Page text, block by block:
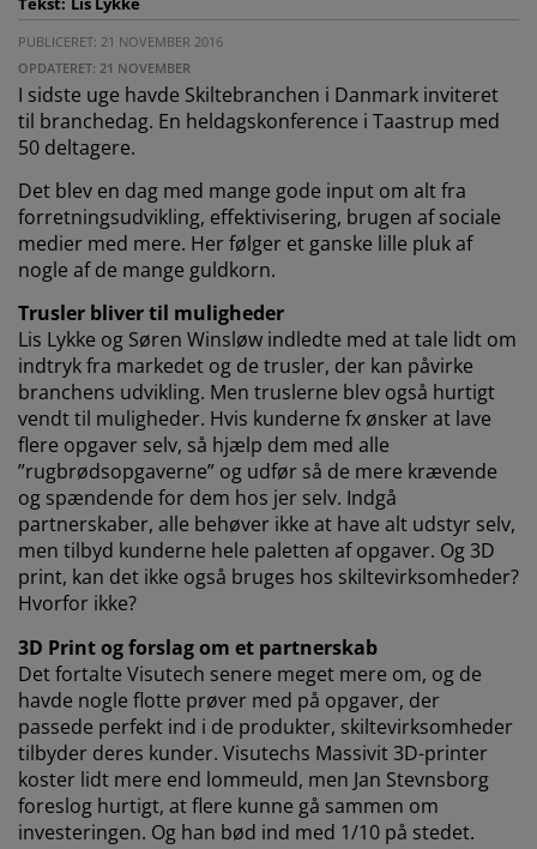
PUBLICERET: 21 NOVEMBER 2016
OPDATERET: 21 NOVEMBER
I sidste uge havde Skiltebranchen i Danmark inviteret
til branchedag. En heldagskonference i Taastrup med
50 deltagere.
Det blev en dag med mange gode input om alt fra
forretningsudvikling, effektivisering, brugen af sociale
medier med mere. Her følger et ganske lille pluk af
nogle af de mange guldkorn.
Trusler bliver til muligheder
Lis Lykke og Søren Winsløw indledte med at tale lidt om
indtryk fra markedet og de trusler, der kan påvirke
branchens udvikling. Men truslerne blev også hurtigt
vendt til muligheder. Hvis kunderne fx ønsker at lave
flere opgaver selv, så hjælp dem med alle
”rugbrødsopgaverne” og udfør så de mere krævende
og spændende for dem hos jer selv. Indgå
partnerskaber, alle behøver ikke at have alt udstyr selv,
men tilbyd kunderne hele paletten af opgaver. Og 3D
print, kan det ikke også bruges hos skiltevirksomheder?
Hvorfor ikke?
3D Print og forslag om et partnerskab
Det fortalte Visutech senere meget mere om, og de
havde nogle flotte prøver med på opgaver, der
passede perfekt ind i de produkter, skiltevirksomheder
tilbyder deres kunder. Visutechs Massivit 3D-printer
koster lidt mere end lommeuld, men Jan Stevnsborg
foreslog hurtigt, at flere kunne gå sammen om
investeringen. Og han bød ind med 1/10 på stedet.